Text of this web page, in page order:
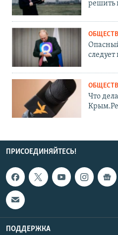
решить
следует
Что
ПРИСОЕДИНЯЙТЕСЬ!
ПОДДЕРЖКА